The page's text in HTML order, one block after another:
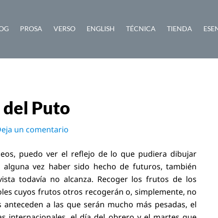
PROSA VERSO ENGLISH TÉCNICA TIENDA
Puto
un comentario
puedo ver el reflejo de lo que pudiera dibujar
vez haber sido hecho de futuros, también
todavía no alcanza. Recoger los frutos de los
cuyos frutos otros recogerán o, simplemente, no
a las que serán mucho más pesadas, el